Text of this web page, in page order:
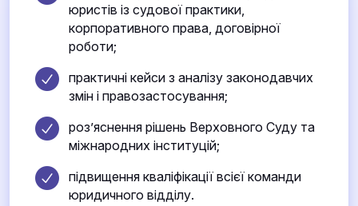
юристів із судової практики,
корпоративного права, договірної
роботи;
практичні кейси з аналізу законодавчих
змін і правозастосування;
роз’яснення рішень Верховного Суду та
міжнародних інституцій;
підвищення кваліфікації всієї команди
юридичного відділу.